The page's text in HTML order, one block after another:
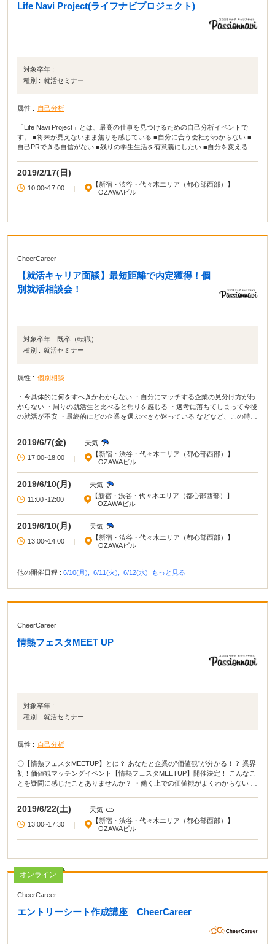
Life Navi Project(ライフナビプロジェクト)
対象卒年 :
種別 : 就活セミナー
属性 : 自己分析
「Life Navi Project」とは、最高の仕事を見つけるための自己分析イベントで
す。 ■将来が見えないまま焦りを感じている ■自分に合う会社がわからない ■
自己PRできる自信がない ■残りの学生生活を有意義にしたい ■自分を変えるキ
就活迷子になる学生さんが毎年沢山います。 就活は「内定＝ゴール」ではあり
ません。最高の仕事を見つけるためには、 ---------------------------------------------
------- ①自分を知ること（過去自己分析） ②今後の人生設計をすること（未来
れており、テキストを用いながらユニークな体験ができるように設計されてい
着順となりますので、20名に到達した時点で締め切りとさせて頂きます。
2019/2/17(日)
10:00~17:00 |
【新宿・渋谷・代々木エリア（都心部西部）】
OZAWAビル
CheerCareer
【就活キャリア面談】最短距離で内定獲得！個
別就活相談会！
対象卒年 : 既卒（転職）
種別 : 就活セミナー
属性 : 個別相談
・今具体的に何をすべきかわからない ・自分にマッチする企業の見分け方がわ
からない ・周りの就活生と比べると焦りを感じる ・選考に落ちてしまって今後
の就活が不安 ・最終的にどの企業を選ぶべきか迷っている などなど、この時期
今の就活状況によって、就活アドバイス、ES・面接対策の他、希望に合う優良
企業もご紹介が可能です！ 正解がない、答えがないのが就職活動です。 自分な
りの「納得いく就活」が出来るまで、プロの視点で総合的にサポートします。
2019/6/7(金)
天気
17:00~18:00
|
【新宿・渋谷・代々木エリア（都心部西部）】
OZAWAビル
2019/6/10(月)
天気
11:00~12:00
|
【新宿・渋谷・代々木エリア（都心部西部）】
OZAWAビル
2019/6/10(月)
天気
13:00~14:00
|
【新宿・渋谷・代々木エリア（都心部西部）】
OZAWAビル
他の開催日程 : 6/10(月), 6/11(火), 6/12(水) もっと見る
CheerCareer
情熱フェスタMEET UP
対象卒年 :
種別 : 就活セミナー
属性 : 自己分析
〇【情熱フェスタMEETUP】とは？ あなたと企業の”価値観”が分かる！？ 業界
初！価値観マッチングイベント【情熱フェスタMEETUP】開催決定！ こんなこ
とを疑問に感じたことありませんか？ ・働く上での価値観がよくわからない ・
抱いている仕事に対する価値観を知ることで、業界や業種を見直すよい機会に
なります！ 【情熱フェスタMEETUP】に参加すれば、あなたの価値観をその場
で診断することが可能です！
2019/6/22(土)
天気
13:00~17:30
|
【新宿・渋谷・代々木エリア（都心部西部）】
OZAWAビル
オンライン
CheerCareer
エントリーシート作成講座 CheerCareer